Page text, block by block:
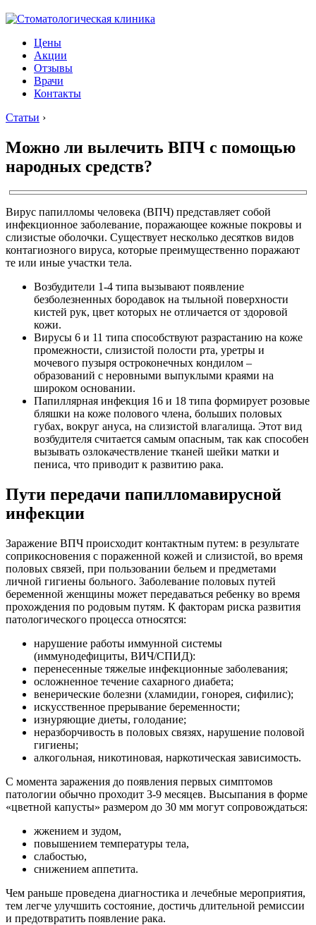
Цены
Акции
Отзывы
Врачи
Контакты
Статьи ›
Можно ли вылечить ВПЧ с помощью
народных средств?
Вирус папилломы человека (ВПЧ) представляет собой
инфекционное заболевание, поражающее кожные покровы и
слизистые оболочки. Существует несколько десятков видов
контагиозного вируса, которые преимущественно поражают
те или иные участки тела.
Возбудители 1-4 типа вызывают появление
безболезненных бородавок на тыльной поверхности
кистей рук, цвет которых не отличается от здоровой
кожи.
Вирусы 6 и 11 типа способствуют разрастанию на коже
промежности, слизистой полости рта, уретры и
мочевого пузыря остроконечных кондилом –
образований с неровными выпуклыми краями на
широком основании.
Папиллярная инфекция 16 и 18 типа формирует розовые
бляшки на коже полового члена, больших половых
губах, вокруг ануса, на слизистой влагалища. Этот вид
возбудителя считается самым опасным, так как способен
вызывать озлокачествление тканей шейки матки и
пениса, что приводит к развитию рака.
Пути передачи папилломавирусной
инфекции
Заражение ВПЧ происходит контактным путем: в результате
соприкосновения с пораженной кожей и слизистой, во время
половых связей, при пользовании бельем и предметами
личной гигиены больного. Заболевание половых путей
беременной женщины может передаваться ребенку во время
прохождения по родовым путям. К факторам риска развития
патологического процесса относятся:
нарушение работы иммунной системы
(иммунодефициты, ВИЧ/СПИД):
перенесенные тяжелые инфекционные заболевания;
осложненное течение сахарного диабета;
венерические болезни (хламидии, гонорея, сифилис);
искусственное прерывание беременности;
изнуряющие диеты, голодание;
неразборчивость в половых связях, нарушение половой
гигиены;
алкогольная, никотиновая, наркотическая зависимость.
С момента заражения до появления первых симптомов
патологии обычно проходит 3-9 месяцев. Высыпания в форме
«цветной капусты» размером до 30 мм могут сопровождаться:
жжением и зудом,
повышением температуры тела,
слабостью,
снижением аппетита.
Чем раньше проведена диагностика и лечебные мероприятия,
тем легче улучшить состояние, достичь длительной ремиссии
и предотвратить появление рака.